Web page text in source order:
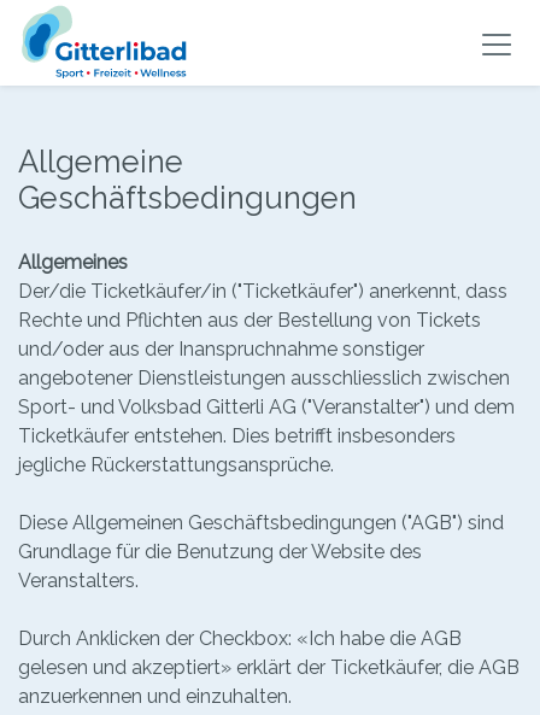
Allgemeine
Geschäftsbedingungen
Allgemeines
Der/die Ticketkäufer/in ("Ticketkäufer") anerkennt, dass
Rechte und Pflichten aus der Bestellung von Tickets
und/oder aus der Inanspruchnahme sonstiger
angebotener Dienstleistungen ausschliesslich zwischen
Sport- und Volksbad Gitterli AG ("Veranstalter") und dem
Ticketkäufer entstehen. Dies betrifft insbesonders
jegliche Rückerstattungsansprüche.
Diese Allgemeinen Geschäftsbedingungen ("AGB") sind
Grundlage für die Benutzung der Website des
Veranstalters.
Durch Anklicken der Checkbox: «Ich habe die AGB
gelesen und akzeptiert» erklärt der Ticketkäufer, die AGB
anzuerkennen und einzuhalten.